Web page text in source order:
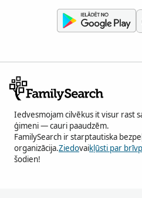
Iedvesmojam cilvēkus it visur rast
ģimeni — cauri paaudzēm.
FamilySearch ir starptautiska
organizācija.Ziedovaikļūsti par
šodien!